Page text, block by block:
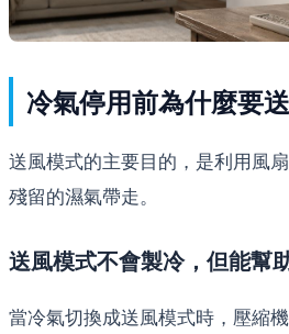
冷氣停用前為什麼要
送風模式的主要目的，是利用風
殘留的濕氣帶走。
送風模式不會製冷，但能幫
當冷氣切換成送風模式時，壓縮